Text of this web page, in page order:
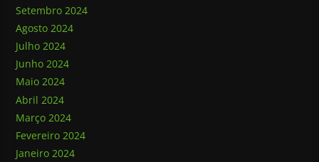
Setembro 2024
Agosto 2024
Julho 2024
Junho 2024
Maio 2024
Abril 2024
Março 2024
Fevereiro 2024
Janeiro 2024